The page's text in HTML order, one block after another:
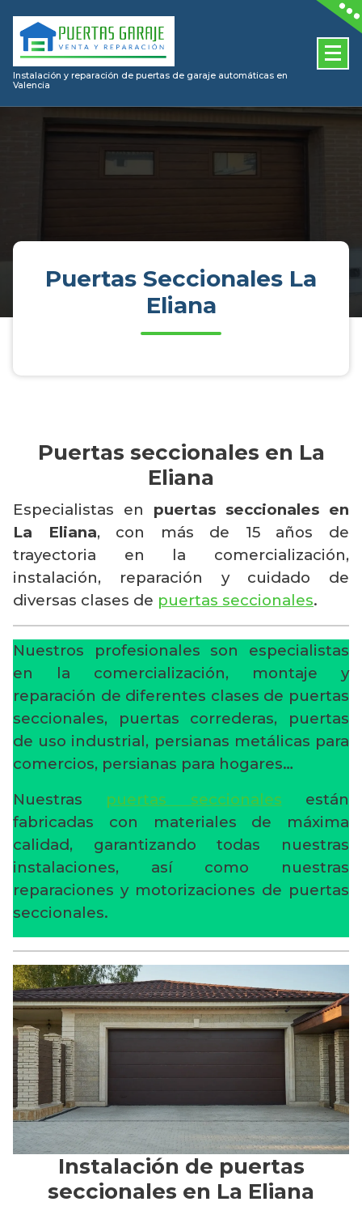
content
Instalación y reparación de puertas de garaje automáticas en
Valencia
Puertas Seccionales La
Eliana
Puertas seccionales en La
Eliana
Especialistas en puertas seccionales en
La Eliana, con más de 15 años de
trayectoria en la comercialización,
instalación, reparación y cuidado de
diversas clases de puertas seccionales.
Nuestros profesionales son especialistas
en la comercialización, montaje y
reparación de diferentes clases de puertas
seccionales, puertas correderas, puertas
de uso industrial, persianas metálicas para
comercios, persianas para hogares…
Nuestras puertas seccionales están
fabricadas con materiales de máxima
calidad, garantizando todas nuestras
instalaciones, así como nuestras
reparaciones y motorizaciones de puertas
seccionales.
Instalación de puertas
seccionales en La Eliana